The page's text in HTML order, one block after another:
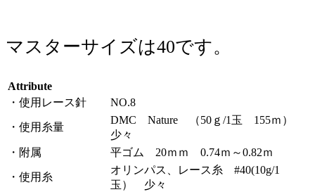
マスターサイズは40です。
Attribute
・使用レース針
NO.8
・使用糸量
DMC Nature （50ｇ/1玉 155ｍ）
少々
・附属
平ゴム 20ｍｍ 0.74ｍ～0.82ｍ
・使用糸
オリンパス、レース糸 #40(10g/1
玉） 少々